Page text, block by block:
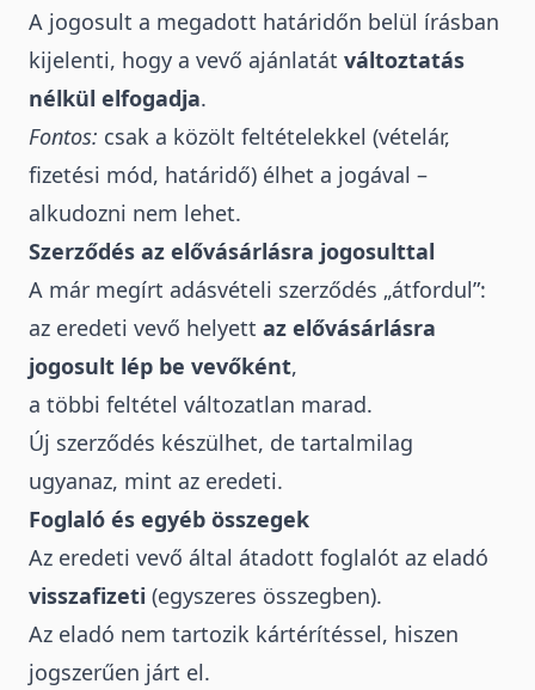
A jogosult a megadott határidőn belül írásban
kijelenti, hogy a vevő ajánlatát változtatás
nélkül elfogadja.
Fontos: csak a közölt feltételekkel (vételár,
fizetési mód, határidő) élhet a jogával –
alkudozni nem lehet.
Szerződés az elővásárlásra jogosulttal
A már megírt adásvételi szerződés „átfordul”:
az eredeti vevő helyett az elővásárlásra
jogosult lép be vevőként,
a többi feltétel változatlan marad.
Új szerződés készülhet, de tartalmilag
ugyanaz, mint az eredeti.
Foglaló és egyéb összegek
Az eredeti vevő által átadott foglalót az eladó
visszafizeti (egyszeres összegben).
Az eladó nem tartozik kártérítéssel, hiszen
jogszerűen járt el.